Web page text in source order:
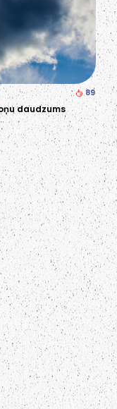
89
daudzums